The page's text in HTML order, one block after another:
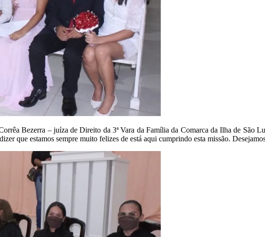
Bezerra – juíza de Direito da 3ª Vara da Família da Comarca da Ilha de São
que estamos sempre muito felizes de está aqui cumprindo esta missão.